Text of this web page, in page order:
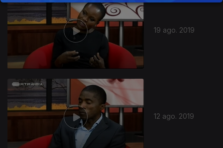
19 ago. 2019
12 ago. 2019